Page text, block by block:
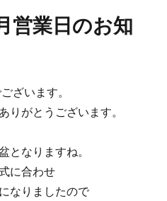
営業日のお知
ざいます。
りがとうございます。
となりますね。
に合わせ
なりましたので